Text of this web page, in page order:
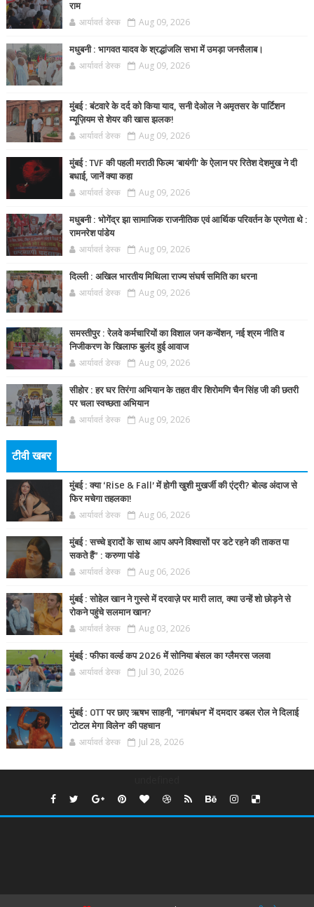
राम
आर्यावर्त डेस्क Aug 09, 2026
मधुबनी : भागवत यादव के श्रद्धांजलि सभा में उमड़ा जनसैलाब।
आर्यावर्त डेस्क Aug 09, 2026
मुंबई : बंटवारे के दर्द को किया याद, सनी देओल ने अमृतसर के पार्टिशन
म्यूज़ियम से शेयर की खास झलक!
आर्यावर्त डेस्क Aug 09, 2026
मुंबई : TVF की पहली मराठी फिल्म 'बायंगी' के ऐलान पर रितेश देशमुख ने दी
बधाई, जानें क्या कहा
आर्यावर्त डेस्क Aug 09, 2026
मधुबनी : भोगेंद्र झा सामाजिक राजनीतिक एवं आर्थिक परिवर्तन के प्रणेता थे :
रामनरेश पांडेय
आर्यावर्त डेस्क Aug 09, 2026
दिल्ली : अखिल भारतीय मिथिला राज्य संघर्ष समिति का धरना
आर्यावर्त डेस्क Aug 09, 2026
समस्तीपुर : रेलवे कर्मचारियों का विशाल जन कन्वेंशन, नई श्रम नीति व
निजीकरण के खिलाफ बुलंद हुई आवाज
आर्यावर्त डेस्क Aug 09, 2026
सीहोर : हर घर तिरंगा अभियान के तहत वीर शिरोमणि चैन सिंह जी की छतरी
पर चला स्वच्छता अभियान
आर्यावर्त डेस्क Aug 09, 2026
टीवी खबर
मुंबई : क्या ‘Rise & Fall’ में होगी खुशी मुखर्जी की एंट्री? बोल्ड अंदाज से
फिर मचेगा तहलका!
आर्यावर्त डेस्क Aug 06, 2026
मुंबई : सच्चे इरादों के साथ आप अपने विश्वासों पर डटे रहने की ताकत पा
सकते हैं” : करुणा पांडे
आर्यावर्त डेस्क Aug 06, 2026
मुंबई : सोहेल खान ने गुस्से में दरवाज़े पर मारी लात, क्या उन्हें शो छोड़ने से
रोकने पहुंचे सलमान खान?
आर्यावर्त डेस्क Aug 03, 2026
मुंबई : फीफा वर्ल्ड कप 2026 में सोनिया बंसल का ग्लैमरस जलवा
आर्यावर्त डेस्क Jul 30, 2026
मुंबई : OTT पर छाए ऋषभ साहनी, 'नागबंधन' में दमदार डबल रोल ने दिलाई
'टोटल मेगा विलेन' की पहचान
आर्यावर्त डेस्क Jul 28, 2026